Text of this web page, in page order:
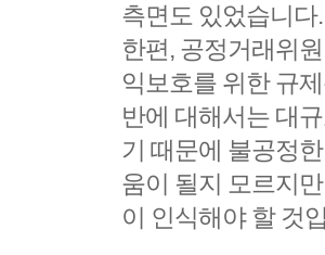
측면도 있었습니다.
한편, 공정거래위
익보호를 위한 규
반에 대해서는 대
기 때문에 불공정
움이 될지 모르지
이 인식해야 할 것